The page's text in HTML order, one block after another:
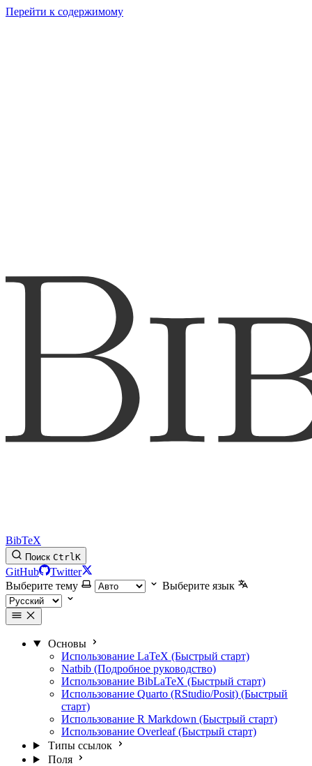
Перейти к содержимому
BibTeX
Поиск CtrlK
GitHub
Twitter
Выберите тему
Выберите язык
Основы
Использование LaTeX (Быстрый старт)
Natbib (Подробное руководство)
Использование BibLaTeX (Быстрый старт)
Использование Quarto (RStudio/Posit) (Быстрый
старт)
Использование R Markdown (Быстрый старт)
Использование Overleaf (Быстрый старт)
Типы ссылок
Поля